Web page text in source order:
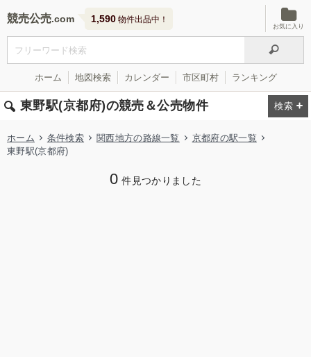
競売公売 1,590 物件出品中！
お気に入り
ホーム 地図検索 カレンダー 市区町村 ランキング
東野駅(京都府)の競売＆公売物件
ホーム 条件検索 関西地方の路線一覧
京都府の駅一覧
東野駅(京都府)
0 件見つかりました